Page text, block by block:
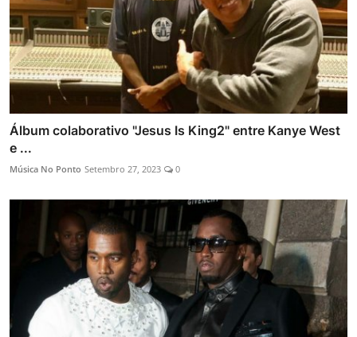
Álbum colaborativo "Jesus Is King2" entre Kanye West
e ...
Música No Ponto Setembro 27, 2023 0